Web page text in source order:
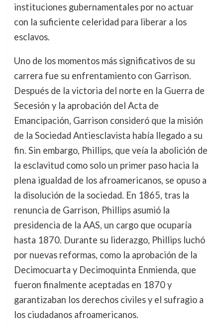
instituciones gubernamentales por no actuar
con la suficiente celeridad para liberar a los
esclavos.
Uno de los momentos más significativos de su
carrera fue su enfrentamiento con Garrison.
Después de la victoria del norte en la Guerra de
Secesión y la aprobación del Acta de
Emancipación, Garrison consideró que la misión
de la Sociedad Antiesclavista había llegado a su
fin. Sin embargo, Phillips, que veía la abolición de
la esclavitud como solo un primer paso hacia la
plena igualdad de los afroamericanos, se opuso a
la disolución de la sociedad. En 1865, tras la
renuncia de Garrison, Phillips asumió la
presidencia de la AAS, un cargo que ocuparía
hasta 1870. Durante su liderazgo, Phillips luchó
por nuevas reformas, como la aprobación de la
Decimocuarta y Decimoquinta Enmienda, que
fueron finalmente aceptadas en 1870 y
garantizaban los derechos civiles y el sufragio a
los ciudadanos afroamericanos.